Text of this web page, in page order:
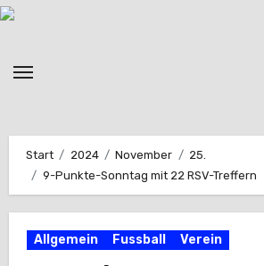
Zum
Start 2024 November
25.
9-Punkte-Sonntag mit 22 RSV-Treffern
Allgemein Fussball Verein